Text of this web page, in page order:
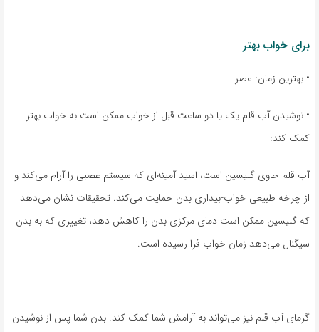
برای خواب بهتر
• بهترین زمان: عصر
• نوشیدن آب قلم یک یا دو ساعت قبل از خواب ممکن است به خواب بهتر
کمک کند:
آب قلم حاوی گلیسین است، اسید آمینه‌ای که سیستم عصبی را آرام می‌کند و
از چرخه طبیعی خواب-بیداری بدن حمایت می‌کند. تحقیقات نشان می‌دهد
که گلیسین ممکن است دمای مرکزی بدن را کاهش دهد، تغییری که به بدن
سیگنال می‌دهد زمان خواب فرا رسیده است.
گرمای آب قلم نیز می‌تواند به آرامش شما کمک کند. بدن شما پس از نوشیدن